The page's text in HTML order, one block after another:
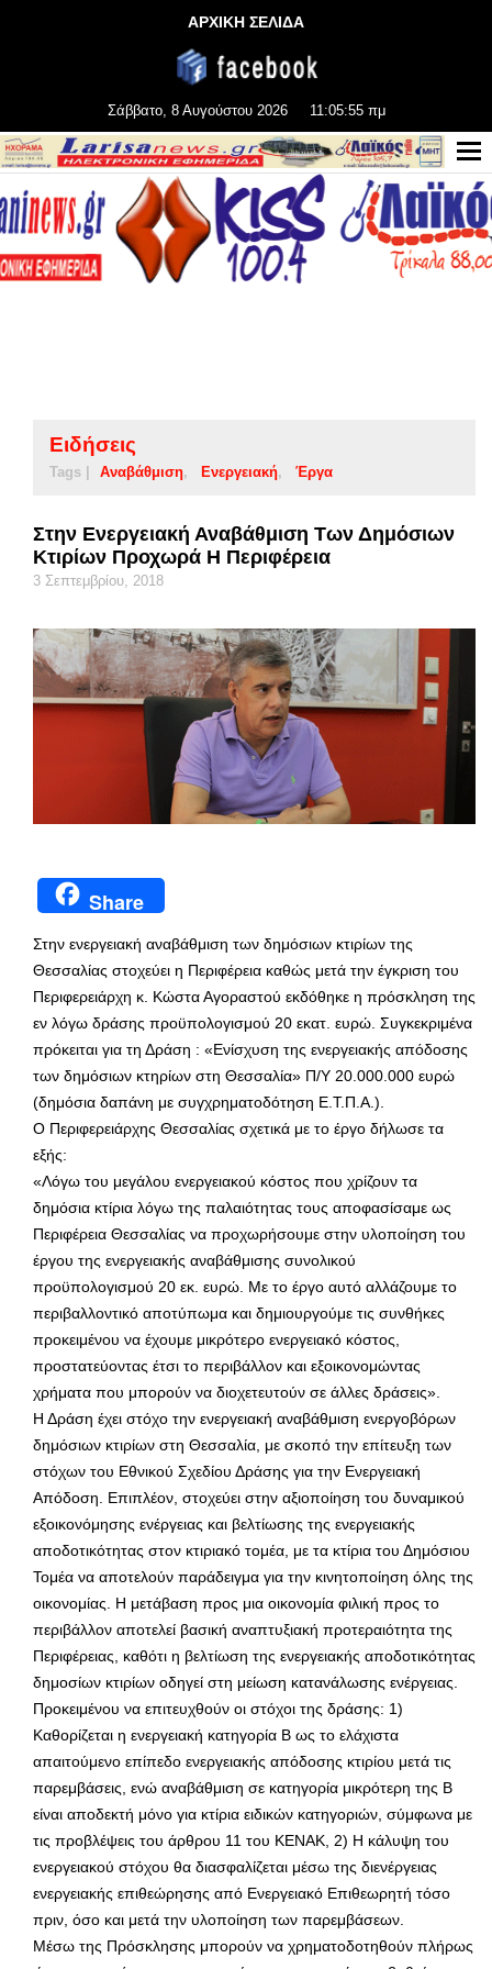
ΑΡΧΙΚΗ ΣΕΛΙΔΑ
Σάββατο, 8 Αυγούστου 2026 11:05:56 πμ
Ειδήσεις
Tags | Αναβάθμιση Ενεργειακή Έργα
Στην Ενεργειακή Αναβάθμιση Των Δημόσιων
Κτιρίων Προχωρά Η Περιφέρεια
3 Σεπτεμβρίου, 2018
Share
Στην ενεργειακή αναβάθμιση των δημόσιων κτιρίων της
Θεσσαλίας στοχεύει η Περιφέρεια καθώς μετά την έγκριση του
Περιφερειάρχη κ. Κώστα Αγοραστού εκδόθηκε η πρόσκληση της
εν λόγω δράσης προϋπολογισμού 20 εκατ. ευρώ. Συγκεκριμένα
πρόκειται για τη Δράση : «Ενίσχυση της ενεργειακής απόδοσης
των δημόσιων κτηρίων στη Θεσσαλία» Π/Υ 20.000.000 ευρώ
(δημόσια δαπάνη με συγχρηματοδότηση Ε.Τ.Π.Α.).
Ο Περιφερειάρχης Θεσσαλίας σχετικά με το έργο δήλωσε τα
εξής:
«Λόγω του μεγάλου ενεργειακού κόστος που χρίζουν τα
δημόσια κτίρια λόγω της παλαιότητας τους αποφασίσαμε ως
Περιφέρεια Θεσσαλίας να προχωρήσουμε στην υλοποίηση του
έργου της ενεργειακής αναβάθμισης συνολικού
προϋπολογισμού 20 εκ. ευρώ. Με το έργο αυτό αλλάζουμε το
περιβαλλοντικό αποτύπωμα και δημιουργούμε τις συνθήκες
προκειμένου να έχουμε μικρότερο ενεργειακό κόστος,
προστατεύοντας έτσι το περιβάλλον και εξοικονομώντας
χρήματα που μπορούν να διοχετευτούν σε άλλες δράσεις».
Η Δράση έχει στόχο την ενεργειακή αναβάθμιση ενεργοβόρων
δημόσιων κτιρίων στη Θεσσαλία, με σκοπό την επίτευξη των
στόχων του Εθνικού Σχεδίου Δράσης για την Ενεργειακή
Απόδοση. Επιπλέον, στοχεύει στην αξιοποίηση του δυναμικού
εξοικονόμησης ενέργειας και βελτίωσης της ενεργειακής
αποδοτικότητας στον κτιριακό τομέα, με τα κτίρια του Δημόσιου
Τομέα να αποτελούν παράδειγμα για την κινητοποίηση όλης της
οικονομίας. Η μετάβαση προς μια οικονομία φιλική προς το
περιβάλλον αποτελεί βασική αναπτυξιακή προτεραιότητα της
Περιφέρειας, καθότι η βελτίωση της ενεργειακής αποδοτικότητας
δημοσίων κτιρίων οδηγεί στη μείωση κατανάλωσης ενέργειας.
Προκειμένου να επιτευχθούν οι στόχοι της δράσης: 1)
Καθορίζεται η ενεργειακή κατηγορία Β ως το ελάχιστα
απαιτούμενο επίπεδο ενεργειακής απόδοσης κτιρίου μετά τις
παρεμβάσεις, ενώ αναβάθμιση σε κατηγορία μικρότερη της Β
είναι αποδεκτή μόνο για κτίρια ειδικών κατηγοριών, σύμφωνα με
τις προβλέψεις του άρθρου 11 του ΚΕΝΑΚ, 2) Η κάλυψη του
ενεργειακού στόχου θα διασφαλίζεται μέσω της διενέργειας
ενεργειακής επιθεώρησης από Ενεργειακό Επιθεωρητή τόσο
πριν, όσο και μετά την υλοποίηση των παρεμβάσεων.
Μέσω της Πρόσκλησης μπορούν να χρηματοδοτηθούν πλήρως